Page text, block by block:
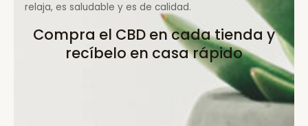
relaja, es saludable y es de calidad.
Compra el CBD en cada tienda y
recíbelo en casa rápido